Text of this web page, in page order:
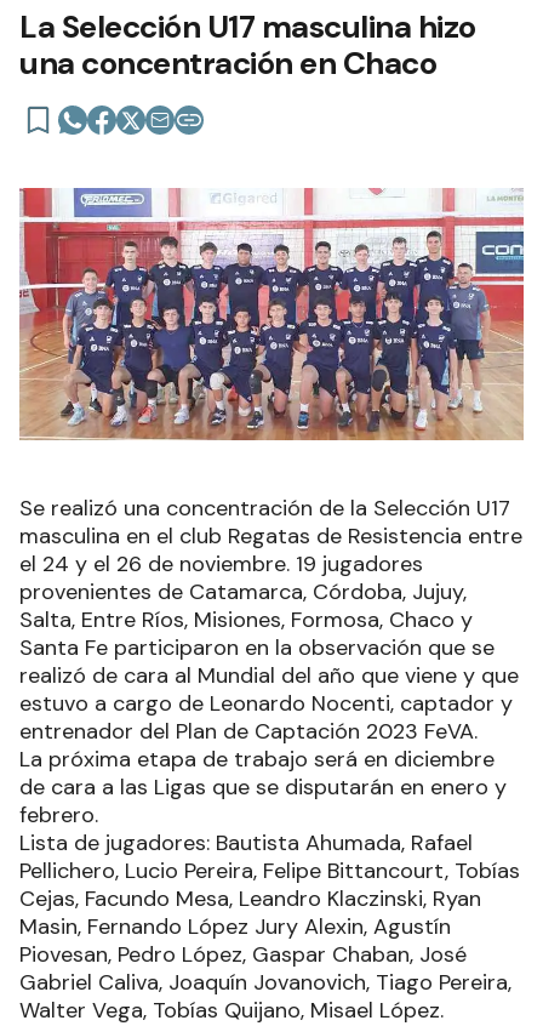
La Selección U17 masculina hizo
una concentración en Chaco
Se realizó una concentración de la Selección U17
masculina en el club Regatas de Resistencia entre
el 24 y el 26 de noviembre. 19 jugadores
provenientes de Catamarca, Córdoba, Jujuy,
Salta, Entre Ríos, Misiones, Formosa, Chaco y
Santa Fe participaron en la observación que se
realizó de cara al Mundial del año que viene y que
estuvo a cargo de Leonardo Nocenti, captador y
entrenador del Plan de Captación 2023 FeVA.
La próxima etapa de trabajo será en diciembre
de cara a las Ligas que se disputarán en enero y
febrero.
Lista de jugadores: Bautista Ahumada, Rafael
Pellichero, Lucio Pereira, Felipe Bittancourt, Tobías
Cejas, Facundo Mesa, Leandro Klaczinski, Ryan
Masin, Fernando López Jury Alexin, Agustín
Piovesan, Pedro López, Gaspar Chaban, José
Gabriel Caliva, Joaquín Jovanovich, Tiago Pereira,
Walter Vega, Tobías Quijano, Misael López.